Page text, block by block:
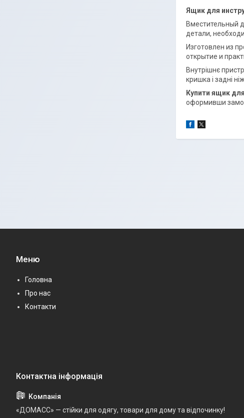
Ящик для
Вместительный
детали,
Изготовлен из
открытие и
Внутрішнє
кришка і задні
Купити ящик
оформивши
Меню
Головна
Про нас
Контакти
«ДОМАСС» — стійки для одягу, товари для дому та відпочинку!